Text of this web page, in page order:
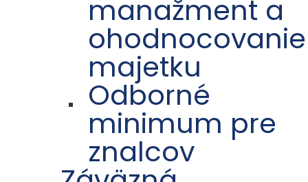
manažment a
ohodnocovanie
majetku
Odborné
minimum pre
znalcov